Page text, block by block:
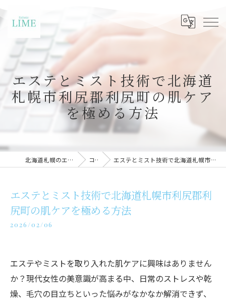
エステとミスト技術で北海道
札幌市利尻郡利尻町の肌ケア
を極める方法
北海道札幌のエステならLIME札幌 コラム エステとミスト技術で北海道札幌市利尻郡利尻町の肌ケアを極める方法
エステとミスト技術で北海道札幌市利尻郡利
尻町の肌ケアを極める方法
2026/02/06
エステやミストを取り入れた肌ケアに興味はありません
か？現代女性の美意識が高まる中、日常のストレスや乾
燥、毛穴の目立ちといった悩みがなかなか解消できず、